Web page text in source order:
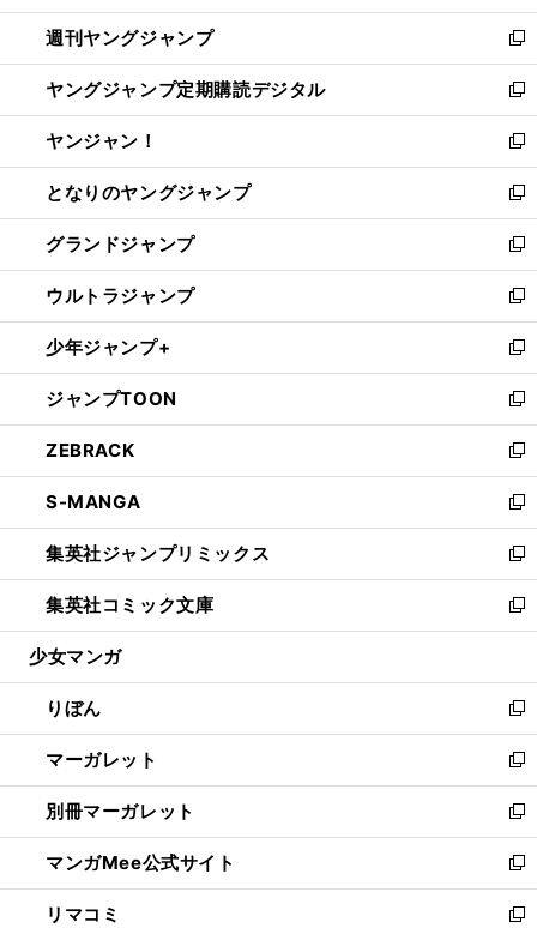
開
く
ウ
で
開
く
ン
ド
ウ
で
開
く
ウ
ィ
ン
ド
ウ
で
開
く
週刊ヤングジャンプ
新
し
い
ウ
ィ
ン
ド
ウ
で
開
く
ヤングジャンプ定期購読デジタル
新
し
い
ウ
ィ
ン
ド
ウ
で
開
く
ヤンジャン！
新
し
い
ウ
ィ
ン
ド
ウ
で
開
く
となりのヤングジャンプ
新
し
い
ウ
ィ
ン
ド
ウ
で
開
く
グランドジャンプ
新
し
い
ウ
ィ
ン
ド
ウ
で
開
く
ウルトラジャンプ
新
し
い
ウ
ィ
ン
ド
ウ
で
開
く
少年ジャンプ+
新
し
い
ウ
ィ
ン
ド
ウ
で
開
く
ジャンプTOON
新
し
い
ウ
ィ
ン
ド
ウ
で
開
ZEBRACK
新
し
い
ウ
ィ
ン
ド
ウ
開
く
S-MANGA
新
し
い
ウ
ィ
ン
ウ
で
開
く
集英社ジャンプリミックス
新
し
い
ウ
ン
ド
ウ
で
開
く
集英社コミック文庫
新
し
ウ
ィ
ン
ド
ウ
で
開
く
少女マンガ
りぼん
新
し
い
ウ
ィ
ン
ド
ウ
で
マーガレット
新
し
い
ウ
ィ
ン
ド
別冊マーガレット
新
し
い
ウ
ィ
マンガMee公式サイト
新
し
い
リマコミ 新